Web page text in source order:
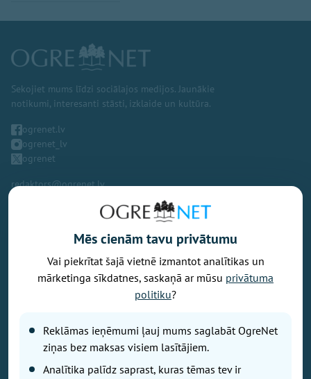
Sekojiet mums līdzi sociālajos medijos. Jaunākie
notikumi, interesanti stāsti, izklaide un kultūra.
ogrenet.lv
ogrenet_lv
ogrenet
redaktors@ogrenet.lv
Vēlaties izteikt savu viedokli par portālu? Pamanījāt kļūdu? Ir
problēma, ko vēlaties apspriest publiski? Vēlaties iesūtīt rakstu par
Jums aktuālu tēmu? Varbūt Jums vajadzīgs padoms? Rakstiet uz
Izdevējs: SIA "Ogres Balss".
Juridiskā adrese: Lāčplēša iela 24
Mēs cienām tavu privātumu
Vai piekrītat šajā vietnē izmantot analītikas un
mārketinga sīkdatnes, saskaņā ar mūsu privātuma
politiku?
Reklāmas ieņēmumi ļauj mums saglabāt OgreNet
ziņas bez maksas visiem lasītājiem.
Analītika palīdz saprast, kuras tēmas tev ir